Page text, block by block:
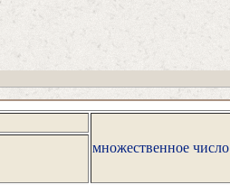
множественное число